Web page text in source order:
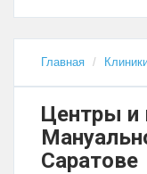
Главная
Центры и
Саратове